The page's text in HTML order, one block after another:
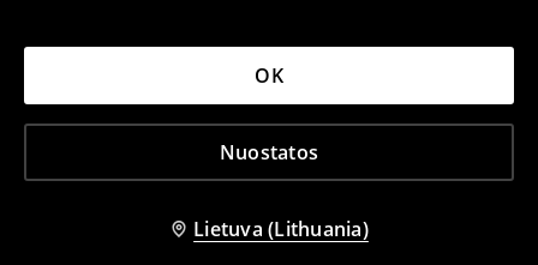
Nuostatos
OK
Lietuva (Lithuania)